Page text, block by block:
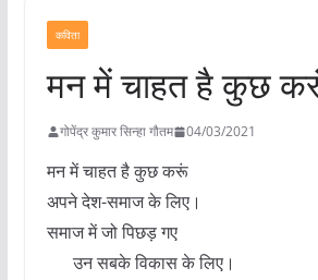
कविता
मन में चाहत है कुछ
गोपेंद्र कुमार सिन्हा गौतम 04/03/2021
मन में चाहत है कुछ करूं
अपने देश-समाज के लिए।
समाज में जो पिछड़ गए
उन सबके विकास के लिए।